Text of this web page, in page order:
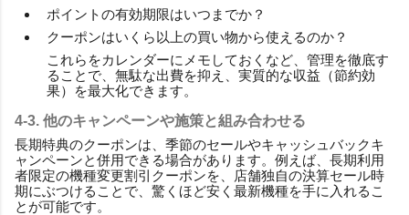
ポイントの有効期限はいつまでか？
クーポンはいくら以上の買い物から使えるのか？
これらをカレンダーにメモしておくなど、管理を徹底す
ることで、無駄な出費を抑え、実質的な収益（節約効
果）を最大化できます。
4-3. 他のキャンペーンや施策と組み合わせる
長期特典のクーポンは、季節のセールやキャッシュバックキ
ャンペーンと併用できる場合があります。例えば、長期利用
者限定の機種変更割引クーポンを、店舗独自の決算セール時
期にぶつけることで、驚くほど安く最新機種を手に入れるこ
とが可能です。